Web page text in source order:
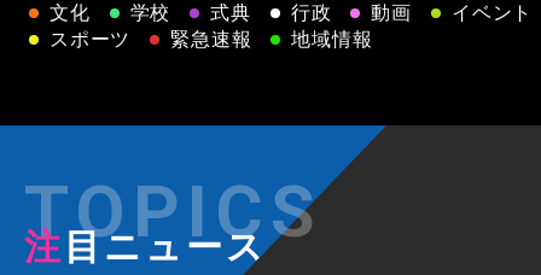
文化
学校 式典 行政 動画
イベント
スポーツ
緊急速報 地域情報
注目ニュース